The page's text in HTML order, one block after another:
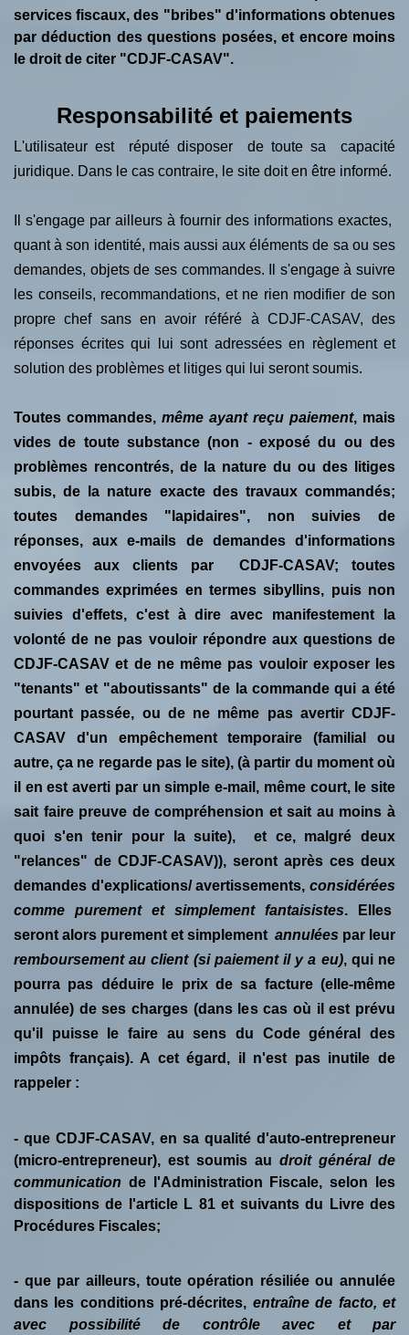
services fiscaux, des "bribes" d'informations obtenues
par déduction des questions posées, et encore moins
le droit de citer "CDJF-CASAV".
Responsabilité et paiements
L'utilisateur est réputé disposer de toute sa capacité
juridique. Dans le cas contraire, le site doit en être informé.
Il s'engage par ailleurs à fournir des informations exactes,
quant à son identité, mais aussi aux éléments de sa ou ses
demandes, objets de ses commandes. Il s'engage à suivre
les conseils, recommandations, et ne rien modifier de son
propre chef sans en avoir référé à CDJF-CASAV, des
réponses écrites qui lui sont adressées en règlement et
solution des problèmes et litiges qui lui seront soumis.
Toutes commandes, même ayant reçu paiement, mais
vides de toute substance (non - exposé du ou des
problèmes rencontrés, de la nature du ou des litiges
subis, de la nature exacte des travaux commandés;
toutes demandes "lapidaires", non suivies de
réponses, aux e-mails de demandes d'informations
envoyées aux clients par CDJF-CASAV; toutes
commandes exprimées en termes sibyllins, puis non
suivies d'effets, c'est à dire avec manifestement la
volonté de ne pas vouloir répondre aux questions de
CDJF-CASAV et de ne même pas vouloir exposer les
"tenants" et "aboutissants" de la commande qui a été
pourtant passée, ou de ne même pas avertir CDJF-
CASAV d'un empêchement temporaire (familial ou
autre, ça ne regarde pas le site), (à partir du moment où
il en est averti par un simple e-mail, même court, le site
sait faire preuve de compréhension et sait au moins à
quoi s'en tenir pour la suite), et ce, malgré deux
"relances" de CDJF-CASAV)), seront après ces deux
demandes d'explications/ avertissements, considérées
comme purement et simplement fantaisistes. Elles
seront alors purement et simplement annulées par leur
remboursement au client (si paiement il y a eu), qui ne
pourra pas déduire le prix de sa facture (elle-même
annulée) de ses charges (dans les cas où il est prévu
qu'il puisse le faire au sens du Code général des
impôts français). A cet égard, il n'est pas inutile de
rappeler :
- que CDJF-CASAV, en sa qualité d'auto-entrepreneur
(micro-entrepreneur), est soumis au droit général de
communication de l'Administration Fiscale, selon les
dispositions de l'article L 81 et suivants du Livre des
Procédures Fiscales;
- que par ailleurs, toute opération résiliée ou annulée
dans les conditions pré-décrites, entraîne de facto, et
avec possibilité de contrôle avec et par